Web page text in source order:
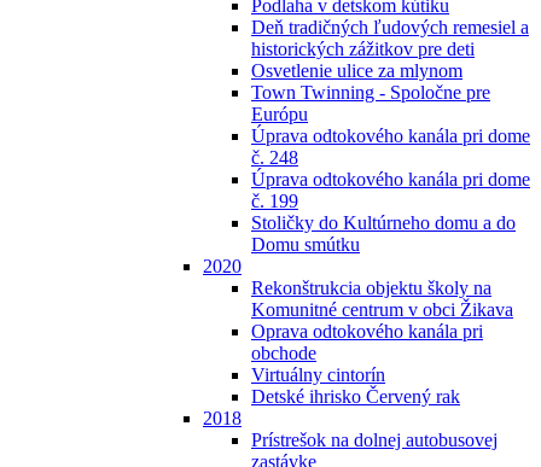
Podlaha v detskom kútiku
Deň tradičných ľudových remesiel a
historických zážitkov pre deti
Osvetlenie ulice za mlynom
Town Twinning - Spoločne pre
Európu
Úprava odtokového kanála pri dome
č. 248
Úprava odtokového kanála pri dome
č. 199
Stoličky do Kultúrneho domu a do
Domu smútku
2020
Rekonštrukcia objektu školy na
Komunitné centrum v obci Žikava
Oprava odtokového kanála pri
obchode
Virtuálny cintorín
Detské ihrisko Červený rak
2018
Prístrešok na dolnej autobusovej
zastávke